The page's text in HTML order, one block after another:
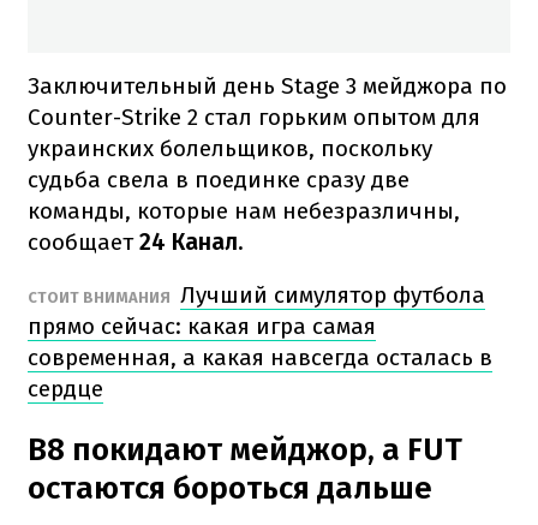
Заключительный день Stage 3 мейджора по
Counter-Strike 2 стал горьким опытом для
украинских болельщиков, поскольку
судьба свела в поединке сразу две
команды, которые нам небезразличны,
сообщает24 Канал.
СТОИТ ВНИМАНИЯ Лучший симулятор футбола
прямо сейчас: какая игра самая
современная, а какая навсегда осталась в
сердце
B8 покидают мейджор, а FUT
остаются бороться дальше